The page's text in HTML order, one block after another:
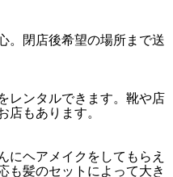
。閉店後希望の場所まで送
レンタルできます。靴や店
店もあります。
にヘアメイクをしてもらえ
も髪のセットによって大き